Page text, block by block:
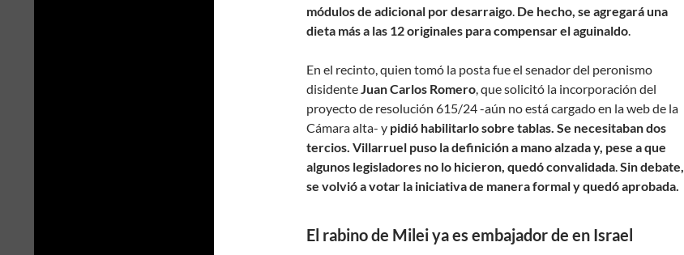
módulos de adicional por desarraigo. De hecho, se agregará una
dieta más a las 12 originales para compensar el aguinaldo.
En el recinto, quien tomó la posta fue el senador del peronismo
disidenteJuan Carlos Romero, que solicitó la incorporación del
proyecto de resolución 615/24 -aún no está cargado en la web de la
Cámara alta- y pidió habilitarlo sobre tablas. Se necesitaban dos
tercios. Villarruel puso la definición a mano alzada y, pese a que
algunos legisladores no lo hicieron, quedó convalidada.Sin debate,
se volvió a votar la iniciativa de manera formal y quedó aprobada.
El rabino de Milei ya es embajador de en Israel